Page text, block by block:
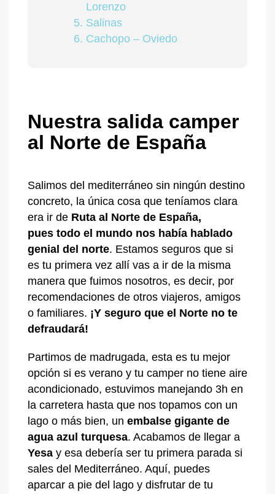
Lorenzo
Salinas
Cachopo – Oviedo
Nuestra salida camper
al Norte de España
Salimos del mediterráneo sin ningún destino
concreto, la única cosa que teníamos clara
era ir de Ruta al Norte de España,
pues todo el mundo nos había hablado
genial del norte. Estamos seguros que si
es tu primera vez allí vas a ir de la misma
manera que fuimos nosotros, es decir, por
recomendaciones de otros viajeros, amigos
o familiares. ¡Y seguro que el Norte no te
defraudará!
Partimos de madrugada, esta es tu mejor
opción si es verano y tu camper no tiene aire
acondicionado, estuvimos manejando 3h en
la carretera hasta que nos topamos con un
lago o más bien, un embalse gigante de
agua azul turquesa. Acabamos de llegar a
Yesa y esa debería ser tu primera parada si
sales del Mediterráneo. Aquí, puedes
aparcar a pie del lago y disfrutar de tu